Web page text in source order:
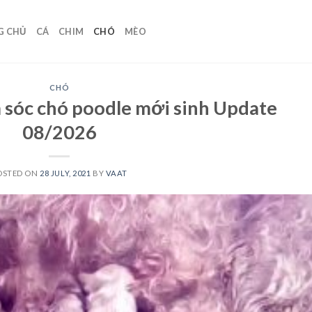
CHỦ CÁ CHIM CHÓ MÈO
CHÓ
chó poodle mới sinh Update
08/2026
ON 28 JULY, 2021 BY VAAT